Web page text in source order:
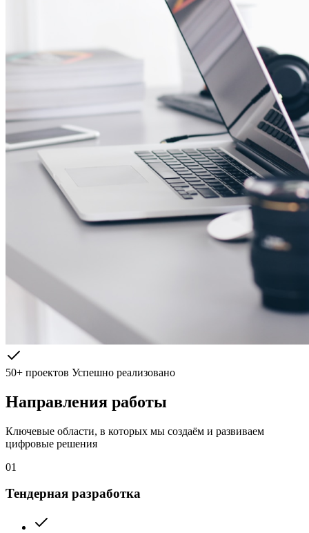
50+ проектов Успешно реализовано
Направления работы
Ключевые области, в которых мы создаём и развиваем
цифровые решения
01
Тендерная разработка